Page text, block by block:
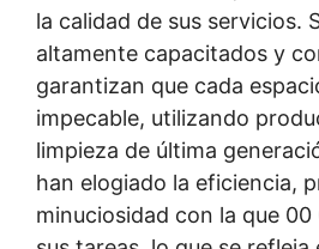
la calidad de sus servicios.
altamente capacitados y
garantizan que cada
impecable, utilizando
limpieza de última
han elogiado la eficiencia,
minuciosidad con la que 00